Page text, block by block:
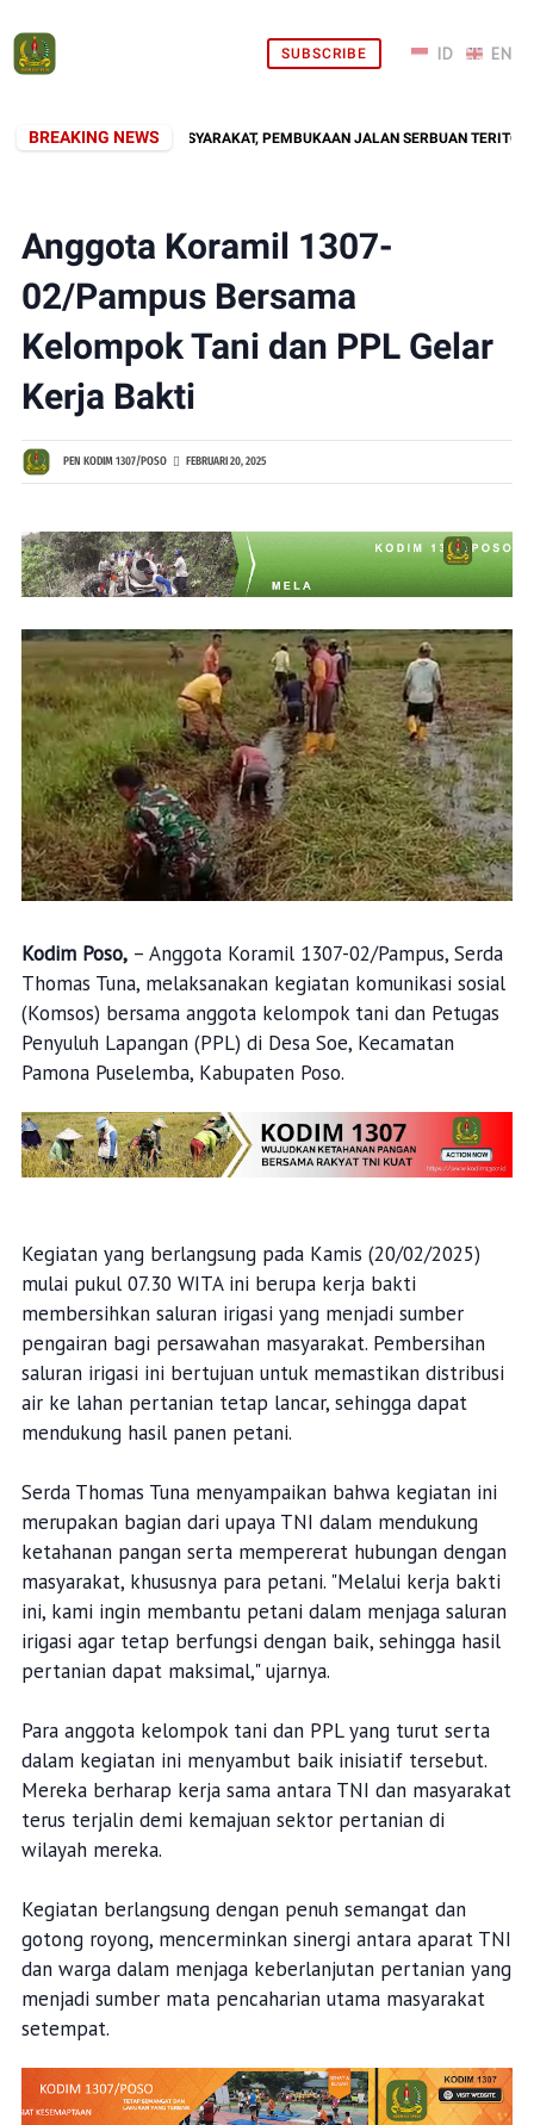
SUBSCRIBE
BREAKING NEWS
HADIR DI TENGAH MASYARAKAT, PEMBUKAAN JALAN SERBUAN TERITORIAL
Anggota Koramil 1307-
02/Pampus Bersama
Kelompok Tani dan PPL Gelar
Kerja Bakti
PEN KODIM 1307/POSO FEBRUARI 20, 2025
Kodim Poso,– Anggota Koramil 1307-02/Pampus, Serda
Thomas Tuna, melaksanakan kegiatan komunikasi sosial
(Komsos) bersama anggota kelompok tani dan Petugas
Penyuluh Lapangan (PPL) di Desa Soe, Kecamatan
Pamona Puselemba, Kabupaten Poso.
Kegiatan yang berlangsung pada Kamis (20/02/2025)
mulai pukul 07.30 WITA ini berupa kerja bakti
membersihkan saluran irigasi yang menjadi sumber
pengairan bagi persawahan masyarakat. Pembersihan
saluran irigasi ini bertujuan untuk memastikan distribusi
air ke lahan pertanian tetap lancar, sehingga dapat
mendukung hasil panen petani.
Serda Thomas Tuna menyampaikan bahwa kegiatan ini
merupakan bagian dari upaya TNI dalam mendukung
ketahanan pangan serta mempererat hubungan dengan
masyarakat, khususnya para petani. "Melalui kerja bakti
ini, kami ingin membantu petani dalam menjaga saluran
irigasi agar tetap berfungsi dengan baik, sehingga hasil
pertanian dapat maksimal," ujarnya.
Para anggota kelompok tani dan PPL yang turut serta
dalam kegiatan ini menyambut baik inisiatif tersebut.
Mereka berharap kerja sama antara TNI dan masyarakat
terus terjalin demi kemajuan sektor pertanian di
wilayah mereka.
Kegiatan berlangsung dengan penuh semangat dan
gotong royong, mencerminkan sinergi antara aparat TNI
dan warga dalam menjaga keberlanjutan pertanian yang
menjadi sumber mata pencaharian utama masyarakat
setempat.